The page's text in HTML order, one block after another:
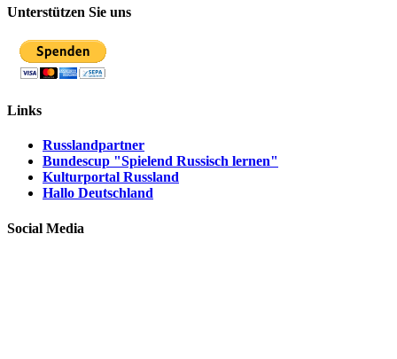
Unterstützen Sie uns
Links
Russlandpartner
Bundescup "Spielend Russisch lernen"
Kulturportal Russland
Hallo Deutschland
Social Media